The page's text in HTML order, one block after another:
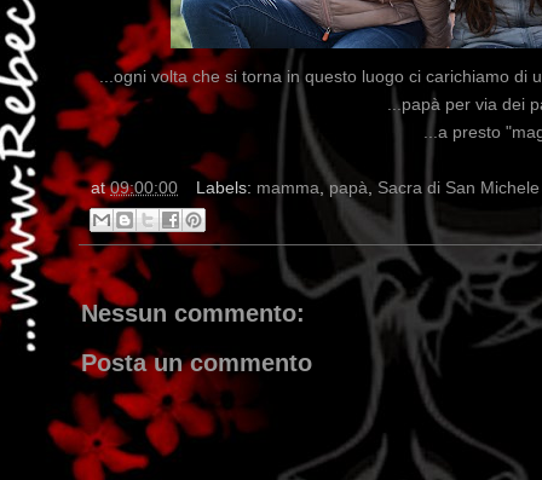
...ogni volta che si torna in questo luogo ci carichiamo di
...papà per via dei
...a presto
at09:00:00 Labels: mamma,papà, Sacra di San Michele
Nessun commento:
Posta un commento